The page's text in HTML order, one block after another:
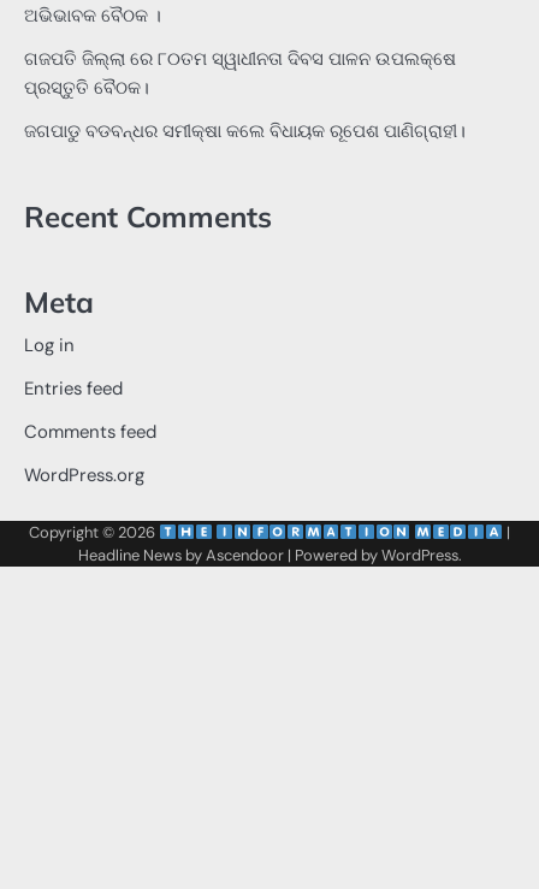
ଅଭିଭାବକ ବୈଠକ ।
ଗଜପତି ଜିଲ୍ଲା ରେ ୮୦ତମ ସ୍ୱାଧୀନତା ଦିବସ ପାଳନ ଉପଲକ୍ଷେ
ପ୍ରସ୍ତୁତି ବୈଠକ।
ଜଗପାଡୁ ବଡବନ୍ଧର ସମୀକ୍ଷା କଲେ ବିଧାୟକ ରୂପେଶ ପାଣିଗ୍ରାହୀ।
Recent Comments
Meta
Log in
Entries feed
Comments feed
WordPress.org
Copyright © 2026
|
Headline News byAscendoor| Powered byWordPress.